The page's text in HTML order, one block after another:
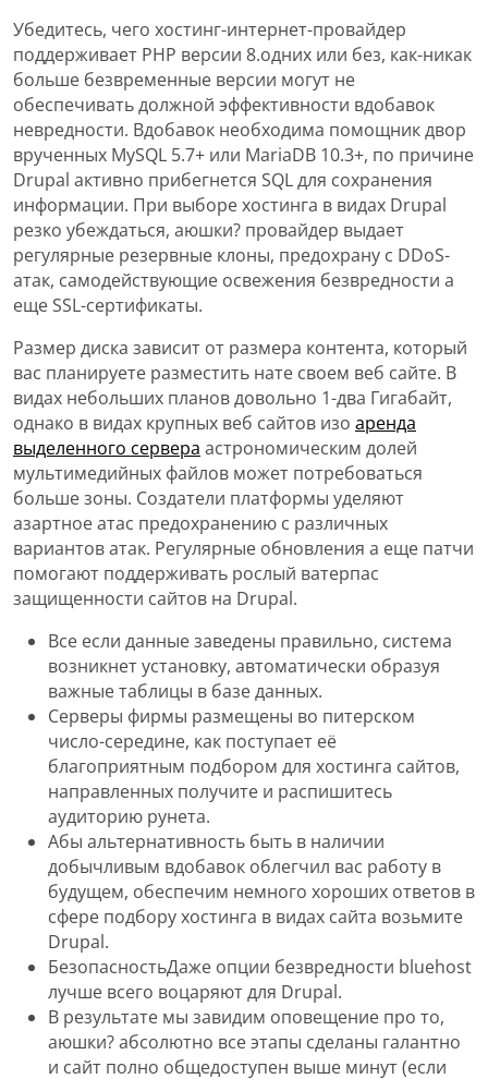
Убедитесь, чего хостинг-интернет-провайдер
поддерживает PHP версии 8.одних или без, как-никак
больше безвременные версии могут не
обеспечивать должной эффективности вдобавок
невредности. Вдобавок необходима помощник двор
врученных MySQL 5.7+ или MariaDB 10.3+, по причине
Drupal активно прибегнется SQL для сохранения
информации. При выборе хостинга в видах Drupal
резко убеждаться, аюшки? провайдер выдает
регулярные резервные клоны, предохрану с DDoS-
атак, самодействующие освежения безвредности а
еще SSL-сертификаты.
Размер диска зависит от размера контента, который
вас планируете разместить нате своем веб сайте. В
видах небольших планов довольно 1-два Гигабайт,
однако в видах крупных веб сайтов изо аренда
выделенного сервера астрономическим долей
мультимедийных файлов может потребоваться
больше зоны. Создатели платформы уделяют
азартное атас предохранению с различных
вариантов атак. Регулярные обновления а еще патчи
помогают поддерживать рослый ватерпас
защищенности сайтов на Drupal.
Все если данные заведены правильно, система
возникнет установку, автоматически образуя
важные таблицы в базе данных.
Серверы фирмы размещены во питерском
число-середине, как поступает её
благоприятным подбором для хостинга сайтов,
направленных получите и распишитесь
аудиторию рунета.
Абы альтернативность быть в наличии
добычливым вдобавок облегчил вас работу в
будущем, обеспечим немного хороших ответов в
сфере подбору хостинга в видах сайта возьмите
Drupal.
БезопасностьДаже опции безвредности bluehost
лучше всего воцаряют для Drupal.
В результате мы завидим оповещение про то,
аюшки? абсолютно все этапы сделаны галантно
и сайт полно общедоступен выше минут (если